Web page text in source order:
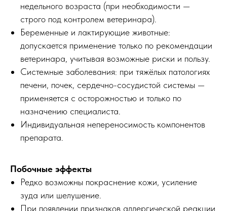
недельного возраста (при необходимости —
строго под контролем ветеринара).
Беременные и лактирующие животные:
допускается применение только по рекомендации
ветеринара, учитывая возможные риски и пользу.
Системные заболевания: при тяжёлых патологиях
печени, почек, сердечно-сосудистой системы —
применяется с осторожностью и только по
назначению специалиста.
Индивидуальная непереносимость компонентов
препарата.
Побочные эффекты
Редко возможны покраснение кожи, усиление
зуда или шелушение.
При появлении признаков аллергической реакции